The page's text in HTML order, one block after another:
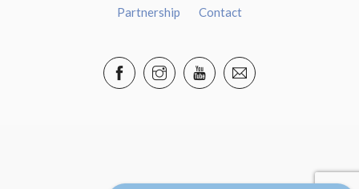
Partnership Contact